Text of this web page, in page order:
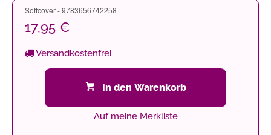
Softcover - 9783656742258
17,95 €
Versandkostenfrei
In den Warenkorb
Auf meine Merkliste